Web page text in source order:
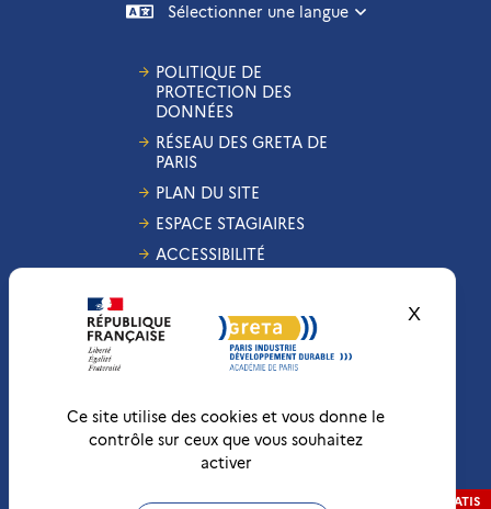
Ce site utilise des cookies et vous donne le
contrôle sur ceux que vous souhaitez
activer
X
Sélectionner une langue
POLITIQUE DE
PROTECTION DES
DONNÉES
RÉSEAU DES GRETA DE
PARIS
PLAN DU SITE
ESPACE STAGIAIRES
ACCESSIBILITÉ
CONDITIONS
GÉNÉRALES DE VENTE
MENTIONS LÉGALES
STRATIS